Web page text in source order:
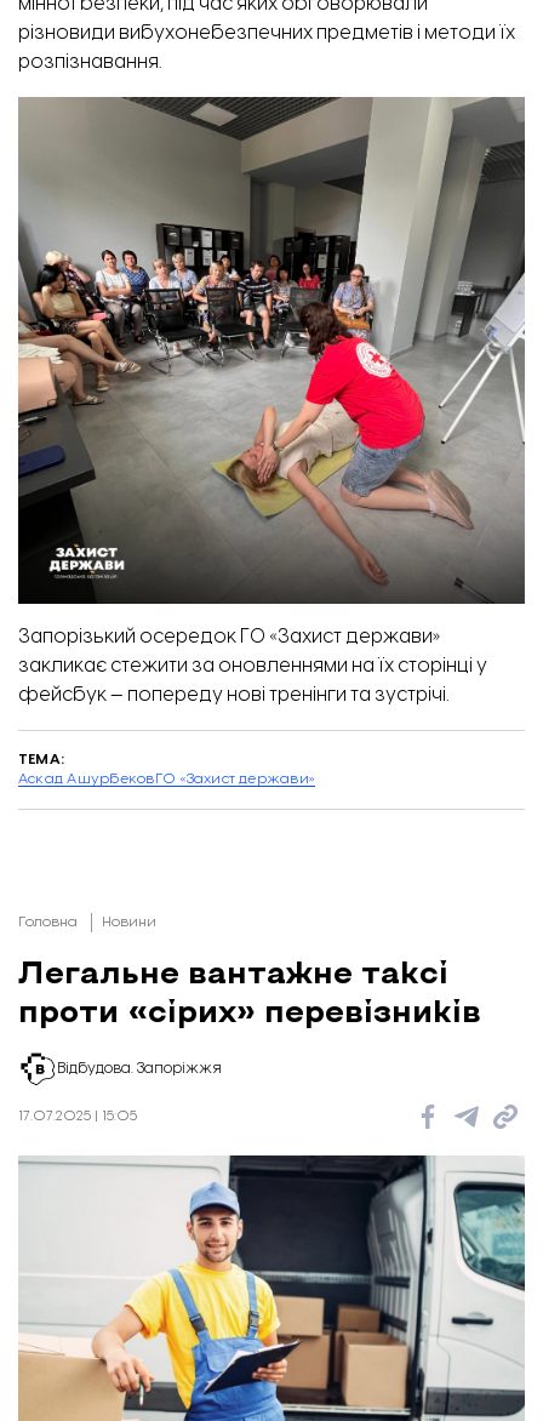
мінної безпеки, під час яких обговорювали
різновиди вибухонебезпечних предметів і методи їх
розпізнавання.
Запорізький осередок ГО «Захист держави»
закликає стежити за оновленнями на їх сторінці у
фейсбук— попереду нові тренінги та зустрічі.
ТЕМА:
Аскад Ашурбеков ГО «Захист держави»
Головна Новини
Легальне вантажне таксі
проти «сірих» перевізників
Відбудова. Запоріжжя
17.07.2025 | 15:05